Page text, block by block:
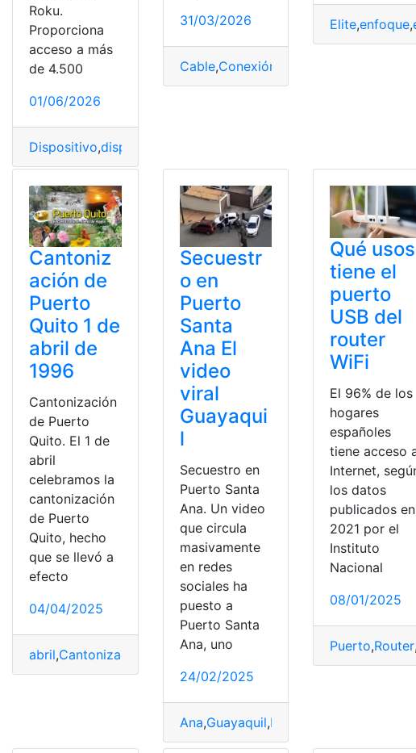
Roku.
Proporciona
acceso a más
de 4.500
01/06/2026
Dispositivo,dispositivo Roku
31/03/2026
Cable,Conexión
Elite,enfoque,
Cantoniz
ación de
Puerto
Quito 1 de
abril de
1996
Cantonización
de Puerto
Quito. El 1 de
abril
celebramos la
cantonización
de Puerto
Quito, hecho
que se llevó a
efecto
04/04/2025
abril,Cantonización Puerto Tradiciones
Secuestr
o en
Puerto
Santa
Ana El
video
viral
Guayaqui
l
Secuestro en
Puerto Santa
Ana. Un video
que circula
masivamente
en redes
sociales ha
puesto a
Puerto Santa
Ana, uno
24/02/2025
Ana,Guayaquil,Puerto
Qué usos
tiene el
puerto
USB del
router
WiFi
El 96% de los
hogares
españoles
tiene acceso
Internet,
los datos
publicados en
2021 por el
Instituto
Nacional
08/01/2025
Puerto,Router,